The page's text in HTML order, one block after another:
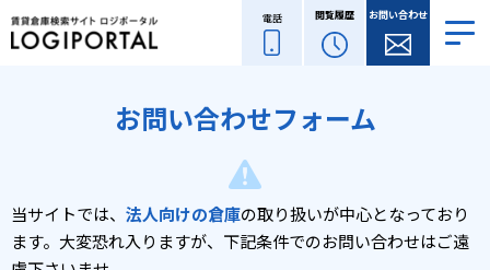
電話 閲覧履歴 お問い合わせ
お問い合わせフォーム
当サイトでは、 法人向けの倉庫の取り扱いが中心となっており
ます。 大変恐れ入りますが、下記条件でのお問い合わせはご遠